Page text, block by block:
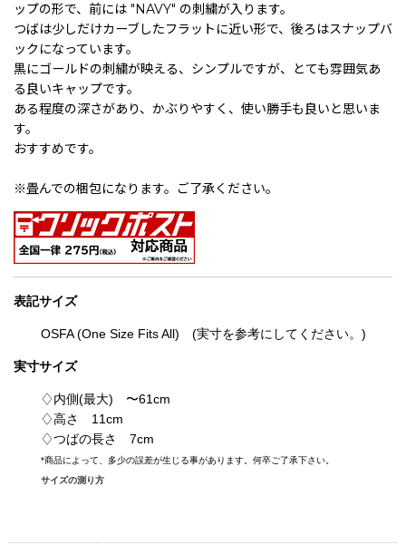
ップの形で、前には "NAVY" の刺繍が入ります。
つばは少しだけカーブしたフラットに近い形で、後ろはスナップバ
ックになっています。
黒にゴールドの刺繍が映える、シンプルですが、とても雰囲気あ
る良いキャップです。
ある程度の深さがあり、かぶりやすく、使い勝手も良いと思いま
す。
おすすめです。
※畳んでの梱包になります。ご了承ください。
表記サイズ
OSFA (One Size Fits All) (実寸を参考にしてください。)
実寸サイズ
♢内側(最大) 〜61cm
♢高さ 11cm
♢つばの長さ 7cm
*商品によって、多少の誤差が生じる事があります。何卒ご了承下さい。
サイズの測り方